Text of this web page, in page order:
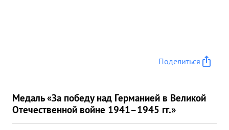
Поделиться
Медаль «За победу над Германией в Великой
Отечественной войне 1941–1945 гг.»